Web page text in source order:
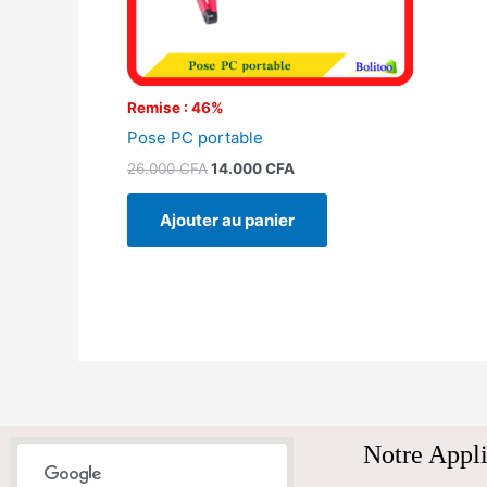
Remise : 46%
Pose PC portable
26.000CFA14.000CFA
Ajouter au panier
Notre